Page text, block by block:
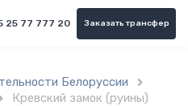
25 77 777 20 Заказать трансфер
Белоруссии 
Кревский замок (руины)